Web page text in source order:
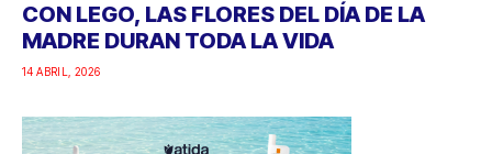
CON LEGO, LAS FLORES DEL DÍA DE LA
MADRE DURAN TODA LA VIDA
14 ABRIL, 2026